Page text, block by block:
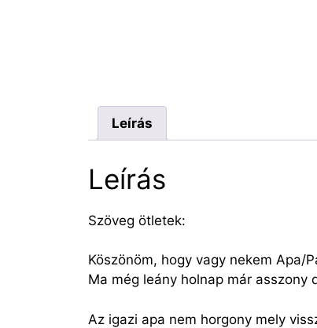
Leírás
Leírás
Szöveg ötletek:
Köszönöm, hogy vagy nekem Apa/
Ma még leány holnap már asszony
Az igazi apa nem horgony mely